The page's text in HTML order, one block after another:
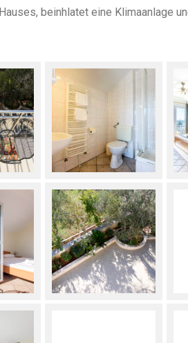
beinhlatet eine Klimaanlage